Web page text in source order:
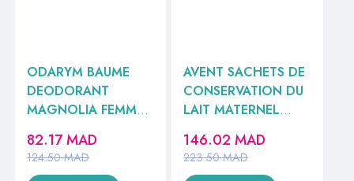
ODARYM BAUME
DEODORANT
MAGNOLIA FEMME
124.50MAD
82.17MAD
AVENT SACHETS DE
CONSERVATION DU
LAIT MATERNEL
223.50MAD
146.02MAD